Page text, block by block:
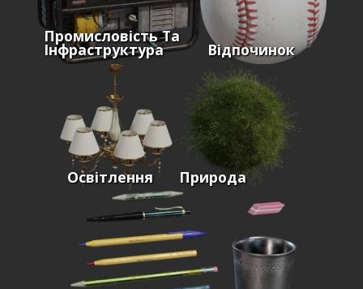
Промисловість Та
Інфраструктура Відпочинок
Освітлення Природа